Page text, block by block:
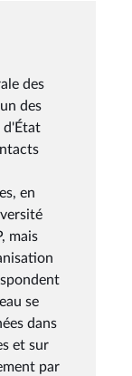
des
des
d'État
en
mais
se
dans
et sur
par